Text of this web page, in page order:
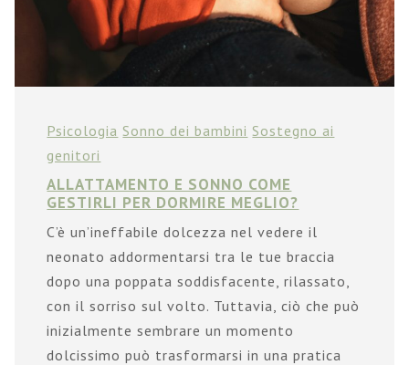
Psicologia Sonno dei bambini Sostegno ai
genitori
ALLATTAMENTO E SONNO COME
GESTIRLI PER DORMIRE MEGLIO?
C’è un’ineffabile dolcezza nel vedere il
neonato addormentarsi tra le tue braccia
dopo una poppata soddisfacente, rilassato,
con il sorriso sul volto. Tuttavia, ciò che può
inizialmente sembrare un momento
dolcissimo può trasformarsi in una pratica